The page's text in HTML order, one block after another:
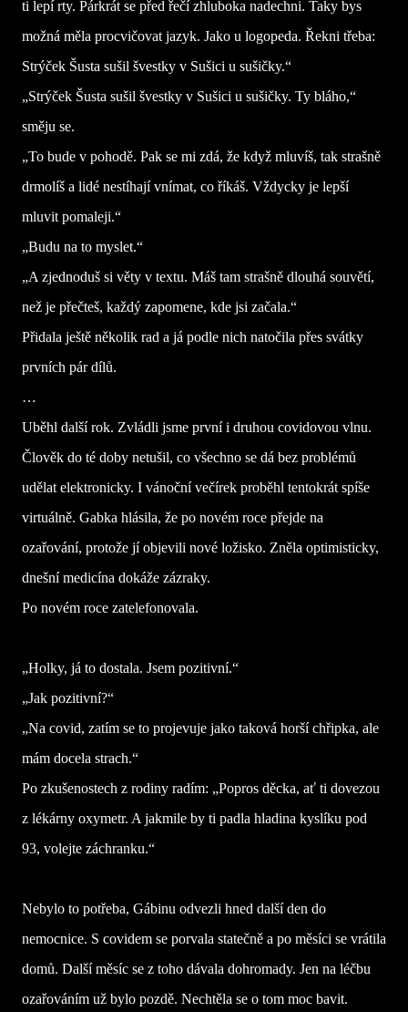
ti lepí rty. Párkrát se před řečí zhluboka nadechni. Taky bys
možná měla procvičovat jazyk. Jako u logopeda. Řekni třeba:
Strýček Šusta sušil švestky v Sušici u sušičky.“
„Strýček Šusta sušil švestky v Sušici u sušičky. Ty bláho,“
směju se.
„To bude v pohodě. Pak se mi zdá, že když mluvíš, tak strašně
drmolíš a lidé nestíhají vnímat, co říkáš. Vždycky je lepší
mluvit pomaleji.“
„Budu na to myslet.“
„A zjednoduš si věty v textu. Máš tam strašně dlouhá souvětí,
než je přečteš, každý zapomene, kde jsi začala.“
Přidala ještě několik rad a já podle nich natočila přes svátky
prvních pár dílů.
…
Uběhl další rok. Zvládli jsme první i druhou covidovou vlnu.
Člověk do té doby netušil, co všechno se dá bez problémů
udělat elektronicky. I vánoční večírek proběhl tentokrát spíše
virtuálně. Gabka hlásila, že po novém roce přejde na
ozařování, protože jí objevili nové ložisko. Zněla optimisticky,
dnešní medicína dokáže zázraky.
Po novém roce zatelefonovala.
„Holky, já to dostala. Jsem pozitivní.“
„Jak pozitivní?“
„Na covid, zatím se to projevuje jako taková horší chřipka, ale
mám docela strach.“
Po zkušenostech z rodiny radím: „Popros děcka, ať ti dovezou
z lékárny oxymetr. A jakmile by ti padla hladina kyslíku pod
93, volejte záchranku.“
Nebylo to potřeba, Gábinu odvezli hned další den do
nemocnice. S covidem se porvala statečně a po měsíci se vrátila
domů. Další měsíc se z toho dávala dohromady. Jen na léčbu
ozařováním už bylo pozdě. Nechtěla se o tom moc bavit.